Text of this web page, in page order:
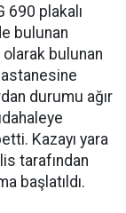
plakalı
bulunan
bulunan
durumu ağır
Kazayı yara
tarafından
başlatıldı.